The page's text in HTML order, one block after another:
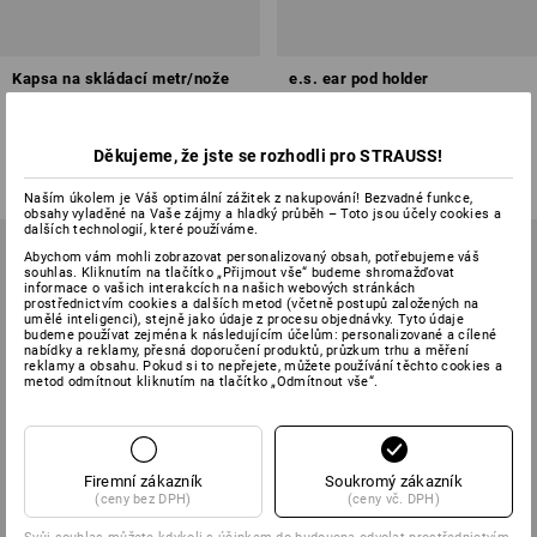
Kapsa na skládací metr/nože
258,94 Kč
(vč. DPH) od 3 ks
e.s. ear pod holder
od 258,94 Kč
(vč. DPH) od 3 ks
Děkujeme, že jste se rozhodli pro STRAUSS!
Naším úkolem je Váš optimální zážitek z nakupování! Bezvadné funkce,
obsahy vyladěné na Vaše zájmy a hladký průběh – Toto jsou účely cookies a
dalších technologií, které používáme.
Abychom vám mohli zobrazovat personalizovaný obsah, potřebujeme váš
souhlas. Kliknutím na tlačítko „Přijmout vše“ budeme shromažďovat
informace o vašich interakcích na našich webových stránkách
prostřednictvím cookies a dalších metod (včetně postupů založených na
umělé inteligenci), stejně jako údaje z procesu objednávky. Tyto údaje
budeme používat zejména k následujícím účelům: personalizované a cílené
nabídky a reklamy, přesná doporučení produktů, průzkum trhu a měření
reklamy a obsahu. Pokud si to nepřejete, můžete používání těchto cookies a
metod odmítnout kliknutím na tlačítko „Odmítnout vše“.
Firemní zákazník
(ceny bez DPH)
Soukromý zákazník
(ceny vč. DPH)